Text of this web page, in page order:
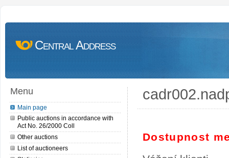
Central Address
Menu
Main page
Public auctions in accordance with
Act No. 26/2000 Coll
Other auctions
List of auctioneers
Dostupnost